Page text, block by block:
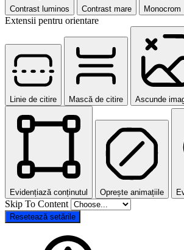
Contrast luminos Contrast mare Monocrom
Extensii pentru orientare
Linie de citire Mască de citire Ascunde
Evidențiază conținutul Oprește animațiile
Skip To Content
Resetează setările